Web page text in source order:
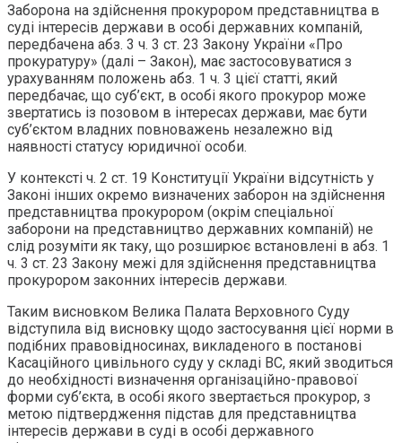
Заборона на здійснення прокурором представництва в
суді інтересів держави в особі державних компаній,
передбачена абз. 3 ч. 3 ст. 23 Закону України «Про
прокуратуру» (далі – Закон), має застосовуватися з
урахуванням положень абз. 1 ч. 3 цієї статті, який
передбачає, що суб’єкт, в особі якого прокурор може
звертатись із позовом в інтересах держави, має бути
суб’єктом владних повноважень незалежно від
наявності статусу юридичної особи.
У контексті ч. 2 ст. 19 Конституції України відсутність у
Законі інших окремо визначених заборон на здійснення
представництва прокурором (окрім спеціальної
заборони на представництво державних компаній) не
слід розуміти як таку, що розширює встановлені в абз. 1
ч. 3 ст. 23 Закону межі для здійснення представництва
прокурором законних інтересів держави.
Таким висновком Велика Палата Верховного Суду
відступила від висновку щодо застосування цієї норми в
подібних правовідносинах, викладеного в постанові
Касаційного цивільного суду у складі ВС, який зводиться
до необхідності визначення організаційно-правової
форми суб’єкта, в особі якого звертається прокурор, з
метою підтвердження підстав для представництва
інтересів держави в суді в особі державного